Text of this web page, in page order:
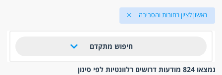
ראשון לציון רחובות והסביבה
חיפוש מתקדם
נמצאו 824 מודעות דרושים רלוונטיות לפי סינון